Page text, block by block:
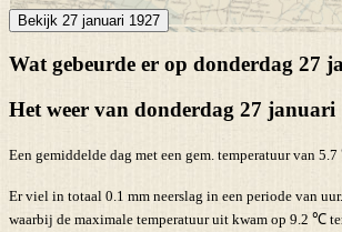
Bekijk 27 januari 1927
Wat gebeurde er op donderdag 27
Het weer van donderdag 27 januari
Een gemiddelde dag met een gem. temperatuur van
Er viel in totaal 0.1 mm neerslag in een periode van
waarbij de maximale temperatuur uit kwam op 9.2 ℃